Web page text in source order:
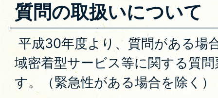
質問の取扱いについて
平成30年度より、質問がある場
域密着型サービス等に関する質
す。（緊急性がある場合を除く）